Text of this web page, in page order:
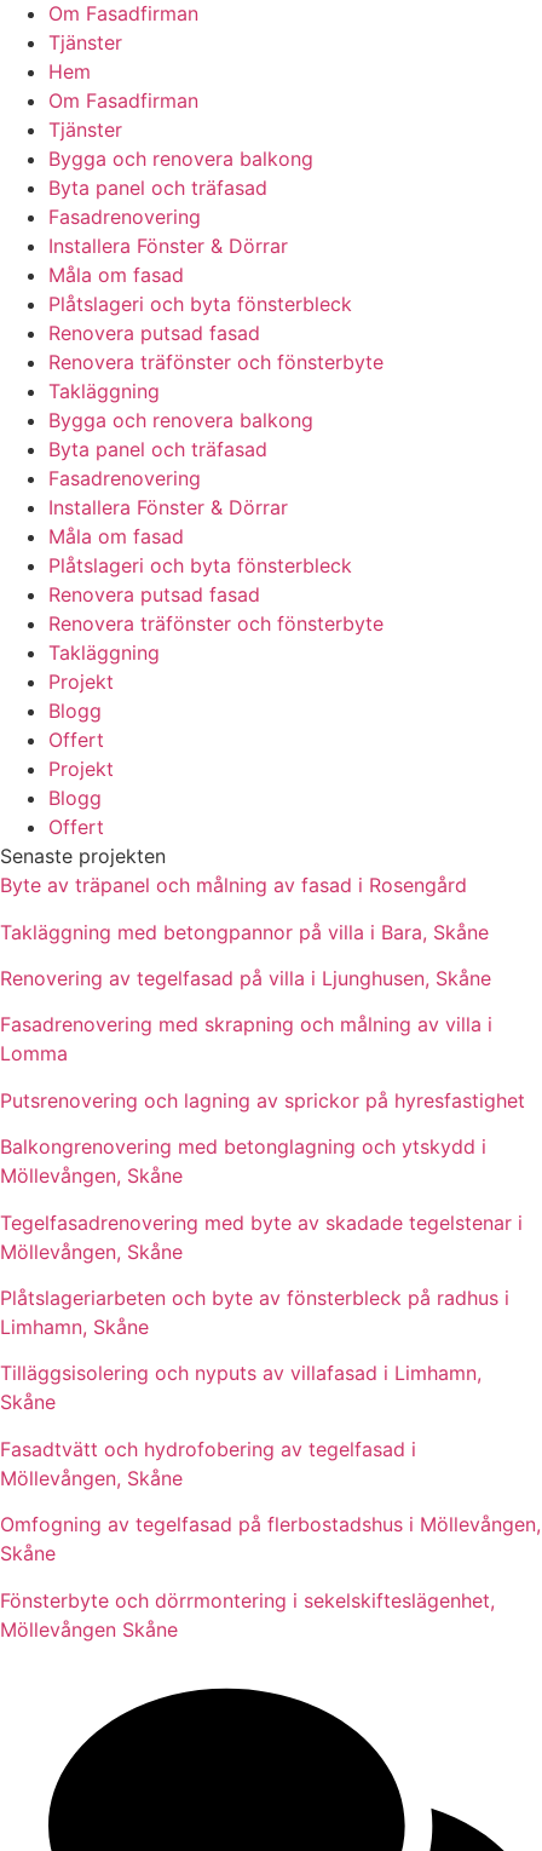
Om Fasadfirman
Tjänster
Hem
Om Fasadfirman
Tjänster
Bygga och renovera balkong
Byta panel och träfasad
Fasadrenovering
Installera Fönster & Dörrar
Måla om fasad
Plåtslageri och byta fönsterbleck
Renovera putsad fasad
Renovera träfönster och fönsterbyte
Takläggning
Bygga och renovera balkong
Byta panel och träfasad
Fasadrenovering
Installera Fönster & Dörrar
Måla om fasad
Plåtslageri och byta fönsterbleck
Renovera putsad fasad
Renovera träfönster och fönsterbyte
Takläggning
Projekt
Blogg
Offert
Projekt
Blogg
Offert
Senaste projekten
Byte av träpanel och målning av fasad i Rosengård
Takläggning med betongpannor på villa i Bara, Skåne
Renovering av tegelfasad på villa i Ljunghusen, Skåne
Fasadrenovering med skrapning och målning av villa i
Lomma
Putsrenovering och lagning av sprickor på hyresfastighet
Balkongrenovering med betonglagning och ytskydd i
Möllevången, Skåne
Tegelfasadrenovering med byte av skadade tegelstenar i
Möllevången, Skåne
Plåtslageriarbeten och byte av fönsterbleck på radhus i
Limhamn, Skåne
Tilläggsisolering och nyputs av villafasad i Limhamn,
Skåne
Fasadtvätt och hydrofobering av tegelfasad i
Möllevången, Skåne
Omfogning av tegelfasad på flerbostadshus i Möllevången,
Skåne
Fönsterbyte och dörrmontering i sekelskifteslägenhet,
Möllevången Skåne